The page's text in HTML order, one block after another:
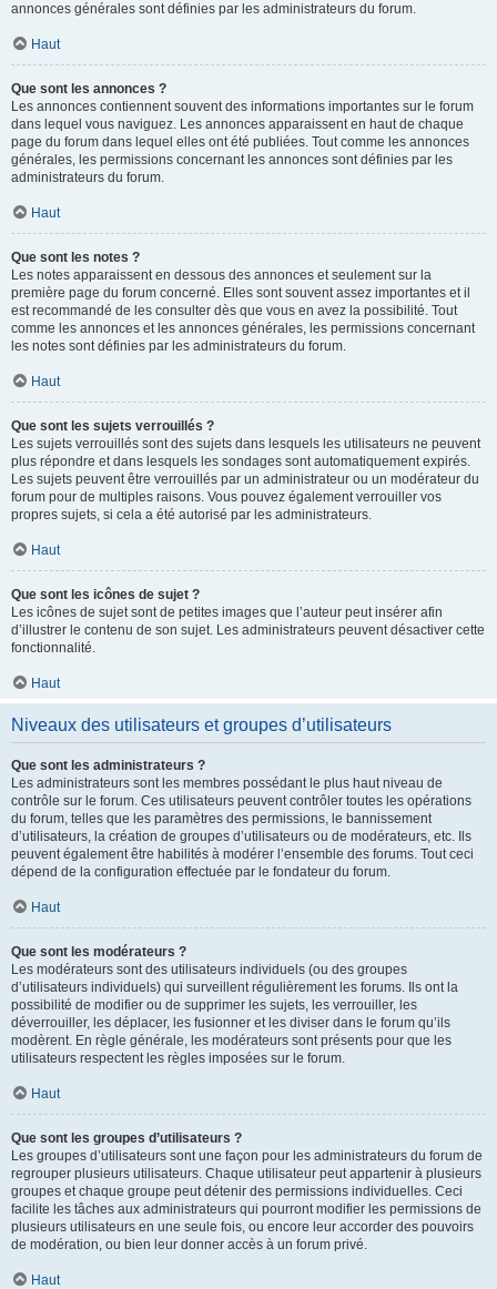
annonces générales sont définies par les administrateurs du forum.
Haut
Que sont les annonces ?
Les annonces contiennent souvent des informations importantes sur le forum
dans lequel vous naviguez. Les annonces apparaissent en haut de chaque
page du forum dans lequel elles ont été publiées. Tout comme les annonces
générales, les permissions concernant les annonces sont définies par les
administrateurs du forum.
Haut
Que sont les notes ?
Les notes apparaissent en dessous des annonces et seulement sur la
première page du forum concerné. Elles sont souvent assez importantes et il
est recommandé de les consulter dès que vous en avez la possibilité. Tout
comme les annonces et les annonces générales, les permissions concernant
les notes sont définies par les administrateurs du forum.
Haut
Que sont les sujets verrouillés ?
Les sujets verrouillés sont des sujets dans lesquels les utilisateurs ne peuvent
plus répondre et dans lesquels les sondages sont automatiquement expirés.
Les sujets peuvent être verrouillés par un administrateur ou un modérateur du
forum pour de multiples raisons. Vous pouvez également verrouiller vos
propres sujets, si cela a été autorisé par les administrateurs.
Haut
Que sont les icônes de sujet ?
Les icônes de sujet sont de petites images que l’auteur peut insérer afin
d’illustrer le contenu de son sujet. Les administrateurs peuvent désactiver cette
fonctionnalité.
Haut
Niveaux des utilisateurs et groupes d’utilisateurs
Que sont les administrateurs ?
Les administrateurs sont les membres possédant le plus haut niveau de
contrôle sur le forum. Ces utilisateurs peuvent contrôler toutes les opérations
du forum, telles que les paramètres des permissions, le bannissement
d’utilisateurs, la création de groupes d’utilisateurs ou de modérateurs, etc. Ils
peuvent également être habilités à modérer l’ensemble des forums. Tout ceci
dépend de la configuration effectuée par le fondateur du forum.
Haut
Que sont les modérateurs ?
Les modérateurs sont des utilisateurs individuels (ou des groupes
d’utilisateurs individuels) qui surveillent régulièrement les forums. Ils ont la
possibilité de modifier ou de supprimer les sujets, les verrouiller, les
déverrouiller, les déplacer, les fusionner et les diviser dans le forum qu’ils
modèrent. En règle générale, les modérateurs sont présents pour que les
utilisateurs respectent les règles imposées sur le forum.
Haut
Que sont les groupes d’utilisateurs ?
Les groupes d’utilisateurs sont une façon pour les administrateurs du forum de
regrouper plusieurs utilisateurs. Chaque utilisateur peut appartenir à plusieurs
groupes et chaque groupe peut détenir des permissions individuelles. Ceci
facilite les tâches aux administrateurs qui pourront modifier les permissions de
plusieurs utilisateurs en une seule fois, ou encore leur accorder des pouvoirs
de modération, ou bien leur donner accès à un forum privé.
Haut